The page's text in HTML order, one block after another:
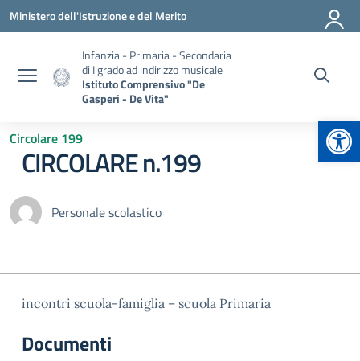
Vai ai contenuti
Vai al menu di navigazione
Vai al footer
Ministero dell'Istruzione e del Merito
Infanzia - Primaria - Secondaria
di I grado ad indirizzo musicale
Istituto Comprensivo "De
Gasperi - De Vita"
Circolare 199
CIRCOLARE n.199
Personale scolastico
incontri scuola-famiglia – scuola Primaria
Documenti